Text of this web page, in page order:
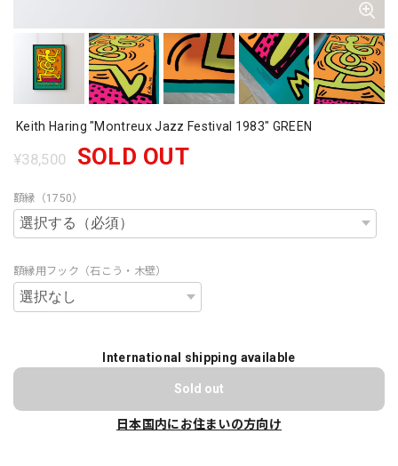
Keith Haring "Montreux Jazz Festival 1983" GREEN
¥38,500 SOLD OUT
額縁（1750）
額縁用フック（石こう・木壁）
International shipping available
Sold out
日本国内にお住まいの方向け